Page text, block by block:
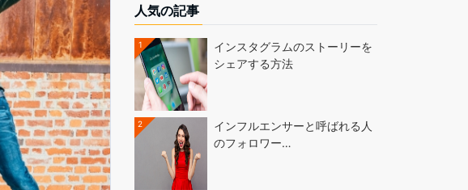
人気の記事
1
インスタグラムのストーリーを
シェアする方法
2
インフルエンサーと呼ばれる人
のフォロワー…